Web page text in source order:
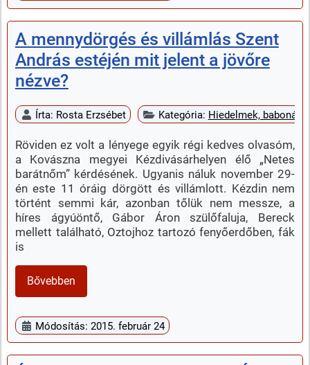
A mennydörgés és villámlás Szent
András estéjén mit jelent a jövőre
nézve?
Írta: Rosta Erzsébet Kategória: Hiedelmek, babonák
Röviden ez volt a lényege egyik régi kedves olvasóm,
a Kovászna megyei Kézdivásárhelyen élő „Netes
barátnőm” kérdésének. Ugyanis náluk november 29-
én este 11 óráig dörgött és villámlott. Kézdin nem
történt semmi kár, azonban tőlük nem messze, a
híres ágyúöntő, Gábor Áron szülőfaluja, Bereck
mellett található, Oztojhoz tartozó fenyőerdőben, fák
is
Bővebben
Módosítás: 2015. február 24